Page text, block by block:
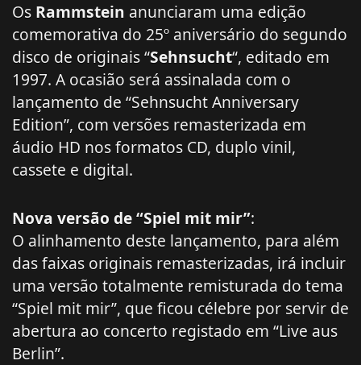
Os Rammstein anunciaram uma edição
comemorativa do 25º aniversário do segundo
disco de originais “Sehnsucht“, editado em
1997. A ocasião será assinalada com o
lançamento de “Sehnsucht Anniversary
Edition”, com versões remasterizada em
áudio HD nos formatos CD, duplo vinil,
cassete e digital.
Nova versão de “Spiel mit mir”:
O alinhamento deste lançamento, para além
das faixas originais remasterizadas, irá incluir
uma versão totalmente remisturada do tema
“Spiel mit mir”, que ficou célebre por servir de
abertura ao concerto registado em “Live aus
Berlin”.